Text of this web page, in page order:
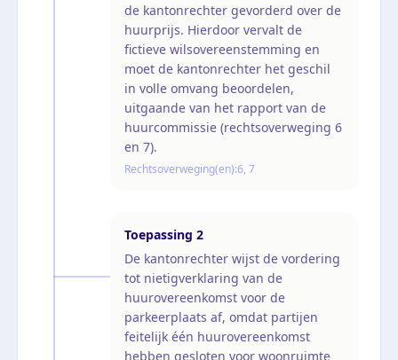
de kantonrechter gevorderd over de
huurprijs. Hierdoor vervalt de
fictieve wilsovereenstemming en
moet de kantonrechter het geschil
in volle omvang beoordelen,
uitgaande van het rapport van de
huurcommissie (rechtsoverweging 6
en 7).
Rechtsoverweging(en):6, 7
Toepassing 2
De kantonrechter wijst de vordering
tot nietigverklaring van de
huurovereenkomst voor de
parkeerplaats af, omdat partijen
feitelijk één huurovereenkomst
hebben gesloten voor woonruimte